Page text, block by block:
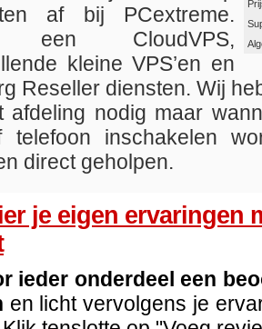
af bij PCextreme.
een CloudVPS,
kleine VPS’en en
Reseller diensten. Wij
afdeling nodig maar
telefoon inschakelen
direct geholpen.
je eigen ervaringen
ieder onderdeel een
en licht vervolgens je